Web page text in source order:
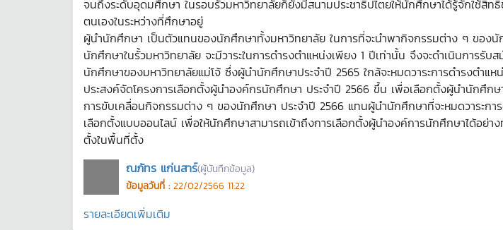
จนถึงระดับอุดมศึกษา ในรอบรั้วมหาวิทยาลัยก็ยังมีสนามประชาธิปไตยให้นักศึกษาได้รู้จักใช้สิ
ตนเองในระหว่างที่ศึกษาอยู่
ผู้นำนักศึกษา เป็นตัวแทนของนักศึกษาทั้งมหาวิทยาลัย ในการที่จะนำพากิจกรรมต่าง ๆ ของนั
นักศึกษาในรั้วมหาวิทยาลัย จะมีวาระในการดำรงตำแหน่งเพียง 1 ปีเท่านั้น จึงจะดำเนินการรั
นักศึกษาของมหาวิทยาลัยแม่โจ้ ซึ่งผู้นำนักศึกษาประจำปี 2565 ใกล้จะหมดวาระการดำรง
ประสงค์จัดโครงการเลือกตั้งผู้นำองค์กรนักศึกษา ประจำปี 2566 ขึ้น เพื่อเลือกตั้งผู้นำนักศึก
การขับเคลื่อนกิจกรรมต่าง ๆ ของนักศึกษา ประจำปี 2566 แทนผู้นำนักศึกษาที่จะหมดวาระกา
เลือกตั้งแบบออนไลน์ เพื่อให้นักศึกษาสามารถเข้าถึงการเลือกตั้งผู้นำองค์การนักศึกษาได้อ
ตั้งในพื้นที่ตั้ง
ณภัทร แก่นสาร์(ผู้บันทึกข้อมูล)
ข้อมูลวันที่ : 22/02/2566 11:22
รายละเอียดเพิ่มเติม